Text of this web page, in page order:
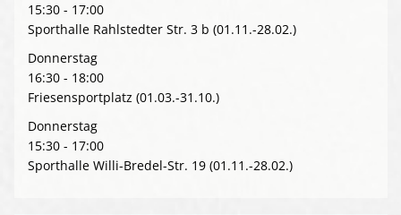
15:30 - 17:00
Sporthalle Rahlstedter Str. 3 b (01.11.-28.02.)
Donnerstag
16:30 - 18:00
Friesensportplatz (01.03.-31.10.)
Donnerstag
15:30 - 17:00
Sporthalle Willi-Bredel-Str. 19 (01.11.-28.02.)